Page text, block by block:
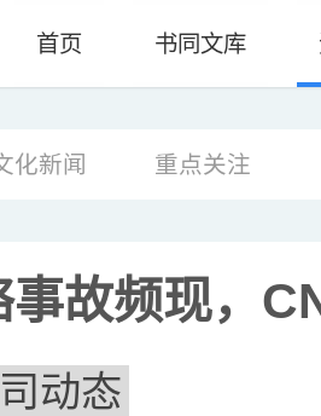
首页 书同文库
化新闻 重点关注
事故频现，
动态